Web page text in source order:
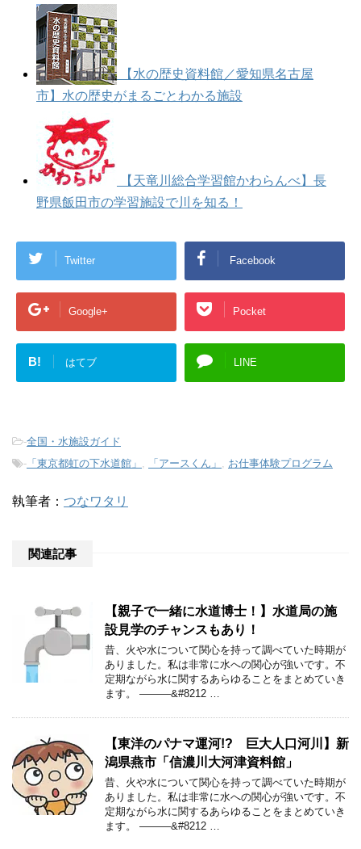
【水の歴史資料館／愛知県名古屋
市】水の歴史がまるごとわかる施設
【天竜川総合学習館かわらんべ】長
野県飯田市の学習施設で川を知る！
Twitter Facebook
Google+ Pocket
B! はてブ LINE
-全国・水施設ガイド
- 「東京都虹の下水道館」 「アースくん」 お仕事体験プログラム
執筆者： つなワタリ
関連記事
【親子で一緒に水道博士！】水道局の施
設見学のチャンスもあり！
昔、火や水について関心を持って調べていた時期が
ありました。私は非常に水への関心が強いです。不
定期ながら水に関するあらゆることをまとめていき
ます。 ———&#8212 …
【東洋のパナマ運河!? 巨大人口河川】新
潟県燕市「信濃川大河津資料館」
昔、火や水について関心を持って調べていた時期が
ありました。私は非常に水への関心が強いです。不
定期ながら水に関するあらゆることをまとめていき
ます。 ———&#8212 …